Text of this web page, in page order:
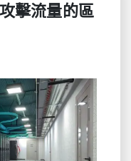
擊流量的區